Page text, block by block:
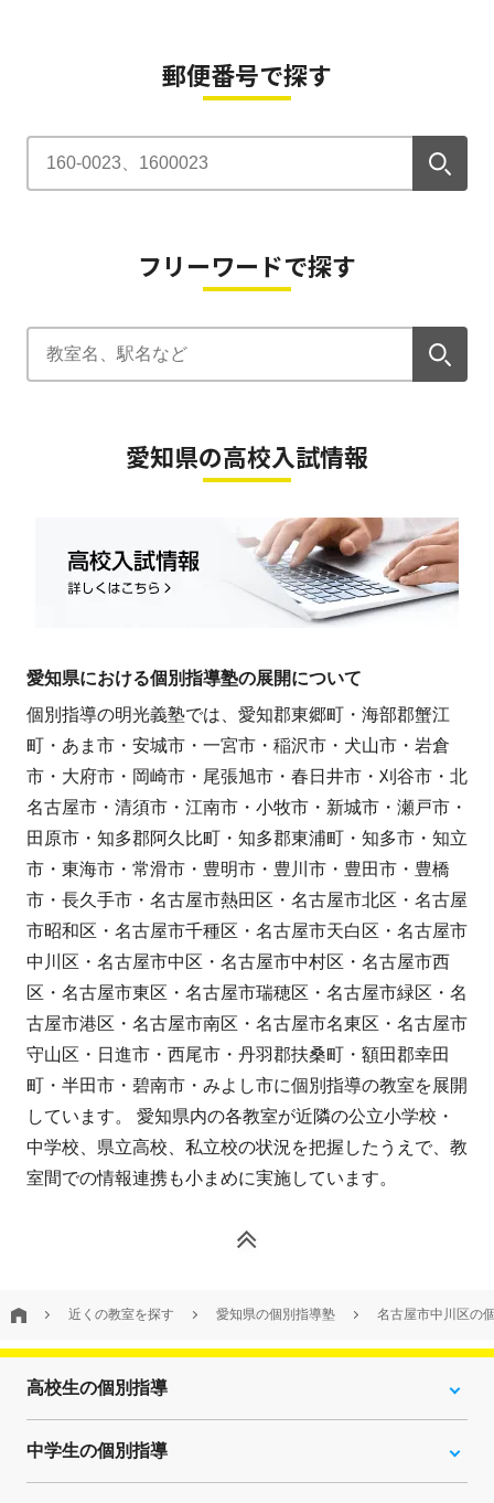
郵便番号で探す
フリーワードで探す
愛知県の高校入試情報
愛知県における個別指導塾の展開について
個別指導の明光義塾では、愛知郡東郷町・海部郡蟹江
町・あま市・安城市・一宮市・稲沢市・犬山市・岩倉
市・大府市・岡崎市・尾張旭市・春日井市・刈谷市・北
名古屋市・清須市・江南市・小牧市・新城市・瀬戸市・
田原市・知多郡阿久比町・知多郡東浦町・知多市・知立
市・東海市・常滑市・豊明市・豊川市・豊田市・豊橋
市・長久手市・名古屋市熱田区・名古屋市北区・名古屋
市昭和区・名古屋市千種区・名古屋市天白区・名古屋市
中川区・名古屋市中区・名古屋市中村区・名古屋市西
区・名古屋市東区・名古屋市瑞穂区・名古屋市緑区・名
古屋市港区・名古屋市南区・名古屋市名東区・名古屋市
守山区・日進市・西尾市・丹羽郡扶桑町・額田郡幸田
町・半田市・碧南市・みよし市に個別指導の教室を展開
しています。 愛知県内の各教室が近隣の公立小学校・
中学校、県立高校、私立校の状況を把握したうえで、教
室間での情報連携も小まめに実施しています。
近くの教室を探す 愛知県の個別指導塾 名古屋市中川区の
高校生の個別指導
中学生の個別指導